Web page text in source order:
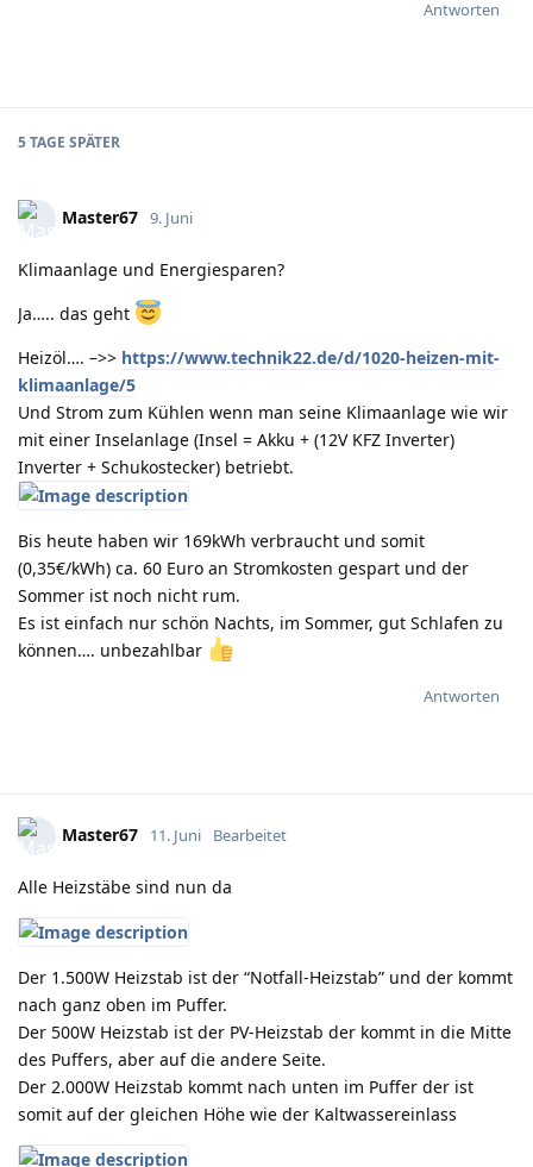
Antworten
5 TAGE SPÄTER
Master67 9. Juni
Klimaanlage und Energiesparen?
Ja….. das geht
Heizöl…. –>> https://www.technik22.de/d/1020-heizen-mit-
klimaanlage/5
Und Strom zum Kühlen wenn man seine Klimaanlage wie wir
mit einer Inselanlage (Insel = Akku + (12V KFZ Inverter)
Inverter + Schukostecker) betriebt.
Bis heute haben wir 169kWh verbraucht und somit
(0,35€/kWh) ca. 60 Euro an Stromkosten gespart und der
Sommer ist noch nicht rum.
Es ist einfach nur schön Nachts, im Sommer, gut Schlafen zu
können…. unbezahlbar
Antworten
Master67 11. Juni Bearbeitet
Alle Heizstäbe sind nun da
Der 1.500W Heizstab ist der “Notfall-Heizstab” und der kommt
nach ganz oben im Puffer.
Der 500W Heizstab ist der PV-Heizstab der kommt in die Mitte
des Puffers, aber auf die andere Seite.
Der 2.000W Heizstab kommt nach unten im Puffer der ist
somit auf der gleichen Höhe wie der Kaltwassereinlass